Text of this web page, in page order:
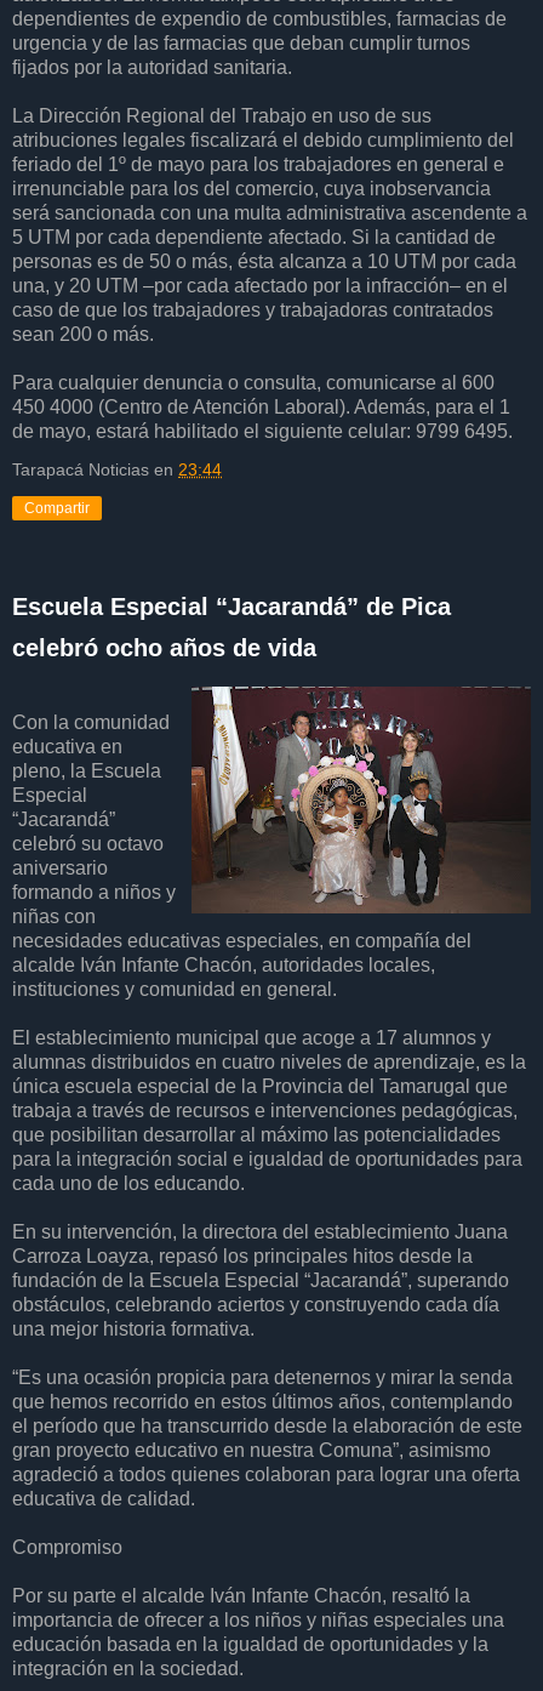
dependientes de expendio de combustibles, farmacias de
urgencia y de las farmacias que deban cumplir turnos
fijados por la autoridad sanitaria.
La Dirección Regional del Trabajo en uso de sus
atribuciones legales fiscalizará el debido cumplimiento del
feriado del 1º de mayo para los trabajadores en general e
irrenunciable para los del comercio, cuya inobservancia
será sancionada con una multa administrativa ascendente a
5 UTM por cada dependiente afectado. Si la cantidad de
personas es de 50 o más, ésta alcanza a 10 UTM por cada
una, y 20 UTM –por cada afectado por la infracción– en el
caso de que los trabajadores y trabajadoras contratados
sean 200 o más.
Para cualquier denuncia o consulta, comunicarse al 600
450 4000 (Centro de Atención Laboral). Además, para el 1
de mayo, estará habilitado el siguiente celular: 9799 6495.
Tarapacá Noticias en 23:44
Compartir
Escuela Especial “Jacarandá” de Pica
celebró ocho años de vida
Con la comunidad
educativa en
pleno, la Escuela
Especial
“Jacarandá”
celebró su octavo
aniversario
formando a niños y
niñas con
necesidades educativas especiales, en compañía del
alcalde Iván Infante Chacón, autoridades locales,
instituciones y comunidad en general.
El establecimiento municipal que acoge a 17 alumnos y
alumnas distribuidos en cuatro niveles de aprendizaje, es la
única escuela especial de la Provincia del Tamarugal que
trabaja a través de recursos e intervenciones pedagógicas,
que posibilitan desarrollar al máximo las potencialidades
para la integración social e igualdad de oportunidades para
cada uno de los educando.
En su intervención, la directora del establecimiento Juana
Carroza Loayza, repasó los principales hitos desde la
fundación de la Escuela Especial “Jacarandá”, superando
obstáculos, celebrando aciertos y construyendo cada día
una mejor historia formativa.
“Es una ocasión propicia para detenernos y mirar la senda
que hemos recorrido en estos últimos años, contemplando
el período que ha transcurrido desde la elaboración de este
gran proyecto educativo en nuestra Comuna”, asimismo
agradeció a todos quienes colaboran para lograr una oferta
educativa de calidad.
Compromiso
Por su parte el alcalde Iván Infante Chacón, resaltó la
importancia de ofrecer a los niños y niñas especiales una
educación basada en la igualdad de oportunidades y la
integración en la sociedad.